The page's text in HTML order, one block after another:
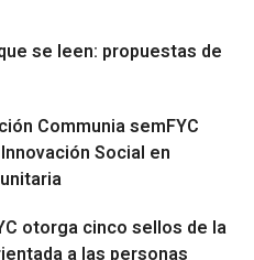
se leen: propuestas de
Communia semFYC
Social en
otorga cinco sellos de la
a las personas